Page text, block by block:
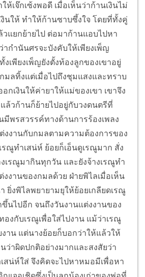
เจ๊กเซ้งพอดี เมื่อเห็นว่าก้านเงินไม่
นให้ ทำให้ก้านซาบซึ้งใจ โดยที่ทั้งคู่
แยกย้ายไป ต่อมาก้านแอบไปหา
ากำนันศรจะบังคับให้เพียงเพ็ญ
เพียงเพ็ญยังตั้งท้องลูกของเขาอยู่
มลทิ้งแต่เมื่อไปถึงชุมแสงและทราบ
กเงินให้ค่ายาให้แม่ของเขา เขาจึง
ล้วก้านก็ย้ายไปอยู่กับวงดนตรีที่
มีพรสวรรค์ทางด้านการร้องเพลง
งงานกับกมลตามความต้องการของ
ณูทำเสน่ห์ ย้อยก็เอ็นดูเรณูมาก สั่ง
รณูมากินทุกวัน และยังจ้างเรณูทำ
งานของกมลด้วย ฝ่ายพิไลเมื่อเห็น
ยิ่งพิไลพยายามยุให้ย้อยเกลียดเรณู
นไปอีก จนถึงวันงานแต่งงานของ
งกับเรณูเพื่อใส่ไปงาน แม้ว่าเรณู
าน แต่นางย้อยก็บอกว่าให้แล้วให้
ว่าผิดปกติอย่างมากและสงสัยว่า
สน่ห์ใส่ จึงคิดจะไปหาหมอมีเพื่อหา